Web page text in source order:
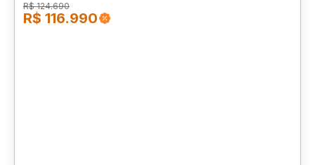
R$ 124.690
R$ 116.990